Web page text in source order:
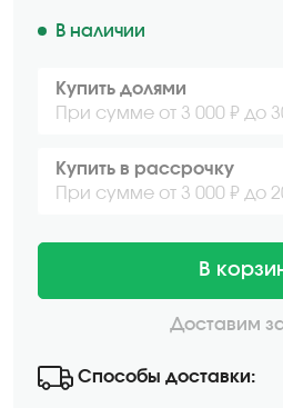
В наличии
Купить долями
При сумме от 3 000 ₽ до
Купить в рассрочку
При сумме от 3 000 ₽ до
В
Доставим
Способы доставки: